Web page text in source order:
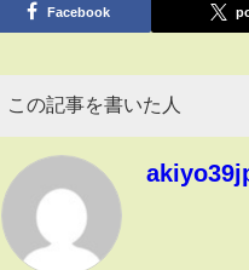
Facebook
この記事を書いた人